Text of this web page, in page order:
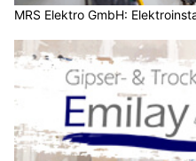
MRS Elektro GmbH: